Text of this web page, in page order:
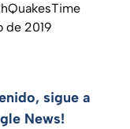
de 2019
sigue a
News!